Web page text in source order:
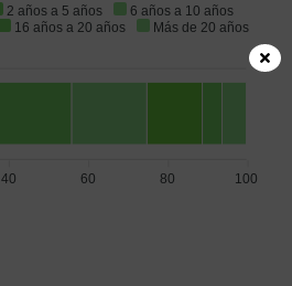
2 años a 5 años
6 años a 10 años
16 años a 20 años Más de 20 años
100
80
60
40